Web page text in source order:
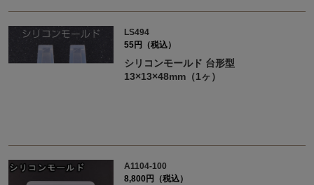
LS494
55円（税込）
シリコンモールド 台形型
13×13×48mm（1ヶ）
A1104-100
8,800円（税込）